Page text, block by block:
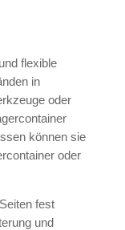
flexible
in
oder
können sie
oder
fest
und